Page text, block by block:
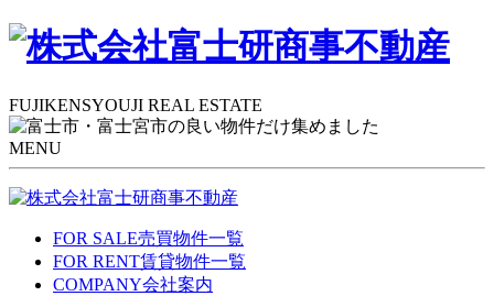
FUJIKENSYOUJI REAL ESTATE
MENU
FOR SALE売買物件一覧
FOR RENT賃貸物件一覧
COMPANY会社案内